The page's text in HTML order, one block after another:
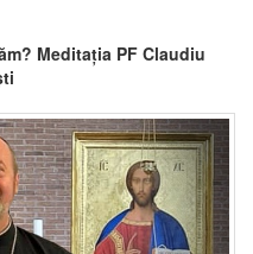
Meditația PF Claudiu